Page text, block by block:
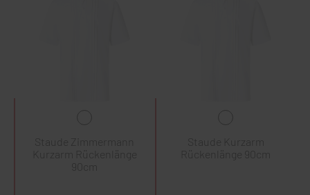
Staude Zimmermann
Kurzarm Rückenlänge
90cm
Staude Kurzarm
Rückenlänge 90cm